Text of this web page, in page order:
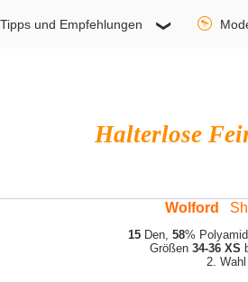
Tipps und Empfehlungen
Halterlose
Wolford
15Den, 58%
Größen34-36 XS
2. Wahl